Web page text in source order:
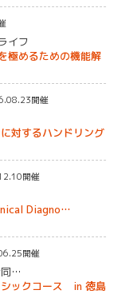
イフ
極めるための機能解
開催
対するハンドリング
開催
Diagno…
開催
同…
ックコース in 徳島